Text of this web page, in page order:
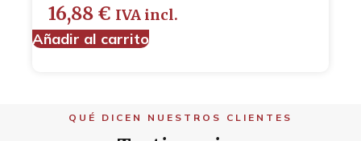
16,88 € IVA incl.
Añadir al carrito
QUÉ DICEN NUESTROS CLIENTES